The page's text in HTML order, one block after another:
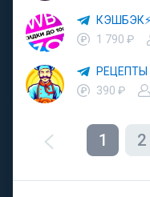
1 790 ₽
390 ₽
1 2